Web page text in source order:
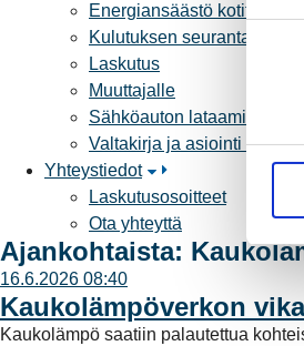
S
k
e
n
Energiansäästö
Kulutuksen seuranta
Laskutus
Muuttajalle
Sähköauton lataaminen
Valtakirja ja asiointi toisen
Yhteystiedot
Laskutusosoitteet
Ota yhteyttä
Ajankohtaista:
16.6.2026 08:40
Kaukolämpöverkon
Kaukolämpö saatiin palautettua